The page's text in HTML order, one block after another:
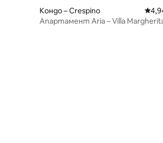
Кондо – Crespino
Апартамент Aria – Villa